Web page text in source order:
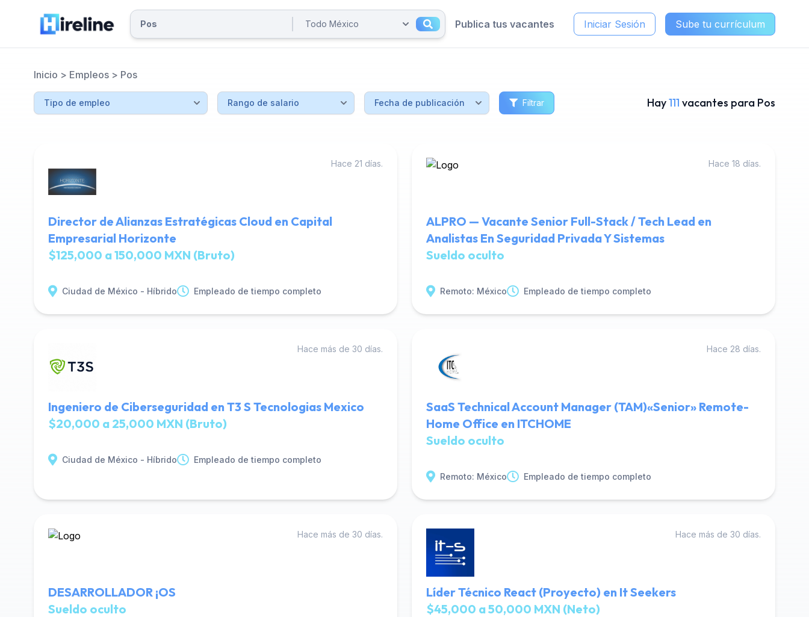
Publica tus vacantes Iniciar Sesión Sube tu currículum
Inicio > Empleos > Pos
Filtrar Hay111 vacantes para Pos
Hace 21 días.
Director de Alianzas Estratégicas Cloud en Capital
Empresarial Horizonte
$125,000 a 150,000 MXN (Bruto)
Ciudad de México - Híbrido Empleado de tiempo completo
Hace 18 días.
ALPRO — Vacante Senior Full-Stack / Tech Lead en
Analistas En Seguridad Privada Y Sistemas
Sueldo oculto
Remoto: México Empleado de tiempo completo
Hace más de 30 días.
Ingeniero de Ciberseguridad en T3 S Tecnologias Mexico
$20,000 a 25,000 MXN (Bruto)
Ciudad de México - Híbrido Empleado de tiempo completo
Hace 28 días.
SaaS Technical Account Manager (TAM)«Senior» Remote-
Home Office en ITCHOME
Sueldo oculto
Remoto: México Empleado de tiempo completo
Hace más de 30 días.
DESARROLLADOR ¡OS
Sueldo oculto
Hace más de 30 días.
Líder Técnico React (Proyecto) en It Seekers
$45,000 a 50,000 MXN (Neto)